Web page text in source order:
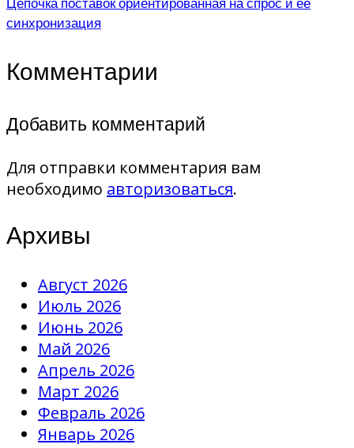
синхронизация
Комментарии
Добавить комментарий
Для отправки комментария вам
необходимо авторизоваться.
Архивы
Август 2026
Июль 2026
Июнь 2026
Май 2026
Апрель 2026
Март 2026
Февраль 2026
Январь 2026